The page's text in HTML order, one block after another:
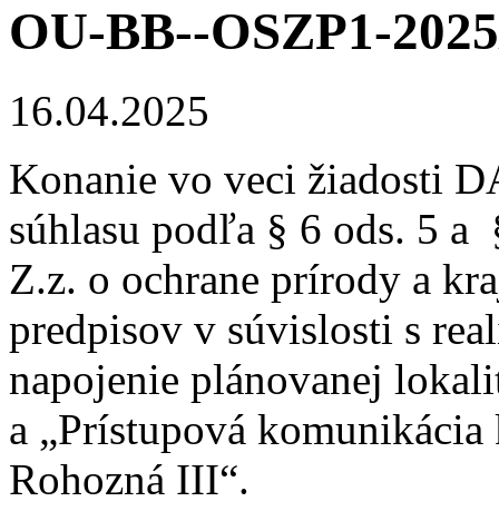
OU-BB--OSZP1-
16.04.2025
Konanie vo veci žiadosti
súhlasu podľa § 6 ods. 5 a
Z.z. o ochrane prírody a
predpisov v súvislosti s
napojenie plánovanej
a „Prístupová
Rohozná III“.